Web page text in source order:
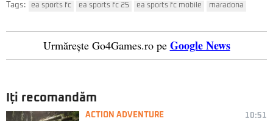
Tags: ea sports fc ea sports fc 25 ea sports fc mobile maradona
Urmărește Go4Games.ro pe Google News
Iți recomandăm
ACTION ADVENTURE 10:51